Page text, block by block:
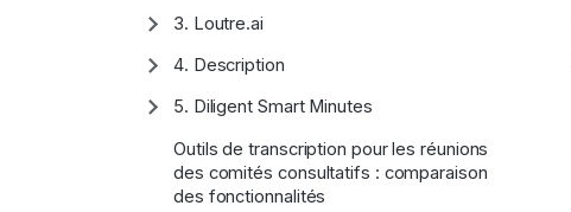
sous-
section
Afficher/masquer
sous-
section
3. Loutre.ai
Afficher/masquer
sous-
section
4. Description
Afficher/masquer
sous-
section
5. Diligent Smart Minutes
Outils de transcription pour les réunions
des comités consultatifs : comparaison
des fonctionnalités